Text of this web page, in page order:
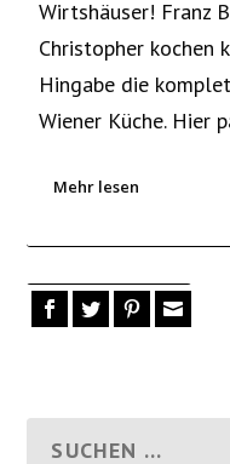
Wirtshäuser! Franz
Christopher kochen
Hingabe die
Wiener Küche. Hier
Mehr lesen